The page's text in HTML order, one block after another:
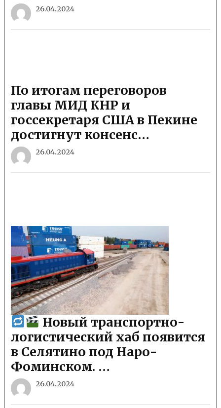
26.04.2024
По итогам переговоров
главы МИД КНР и
госсекретаря США в Пекине
достигнут консенс…
26.04.2024
Новый транспортно-
логистический хаб появится
в Селятино под Наро-
Фоминском. …
26.04.2024